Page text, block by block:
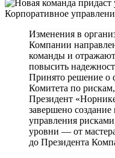
Корпоративное
Изменения в
Компании
команды и
повысить
Принято решение о
Комитета по
Президент
завершено
управления
уровни — от
до Президента